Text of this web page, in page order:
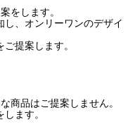
をします。
、オンリーワンのデザイ
提案します。
商品はご提案しません。
ます。